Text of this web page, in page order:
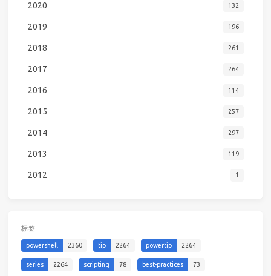
2020 132
2019 196
2018 261
2017 264
2016 114
2015 257
2014 297
2013 119
2012 1
标签
powershell 2360 tip 2264 powertip 2264
series 2264 scripting 78 best-practices 73